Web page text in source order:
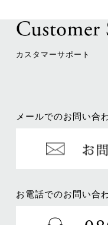
カスタマーサポート
メールでのお問い合
お電話でのお問い合